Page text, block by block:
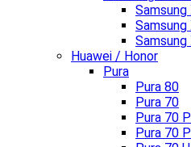
Huawei / Honor
Pura
Pura 80
Pura 70
Pura 70
Pura 70